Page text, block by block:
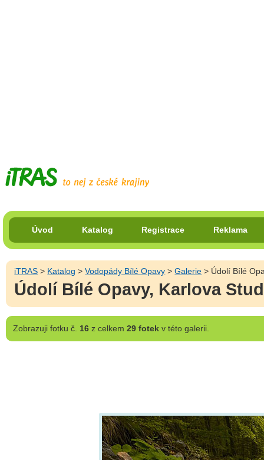
Úvod Katalog Registrace Reklama
iTRAS > Katalog >Vodopády Bílé Opavy >Galerie > Údolí Bílé
Údolí Bílé Opavy, Karlova
Zobrazujifotku č. 16z celkem 29 fotekv této galerii.